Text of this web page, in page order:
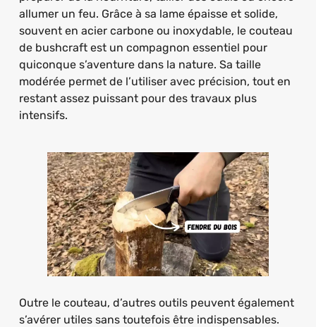
allumer un feu. Grâce à sa lame épaisse et solide,
souvent en acier carbone ou inoxydable, le couteau
de bushcraft est un compagnon essentiel pour
quiconque s’aventure dans la nature. Sa taille
modérée permet de l’utiliser avec précision, tout en
restant assez puissant pour des travaux plus
intensifs.
Outre le couteau, d’autres outils peuvent également
s’avérer utiles sans toutefois être indispensables.